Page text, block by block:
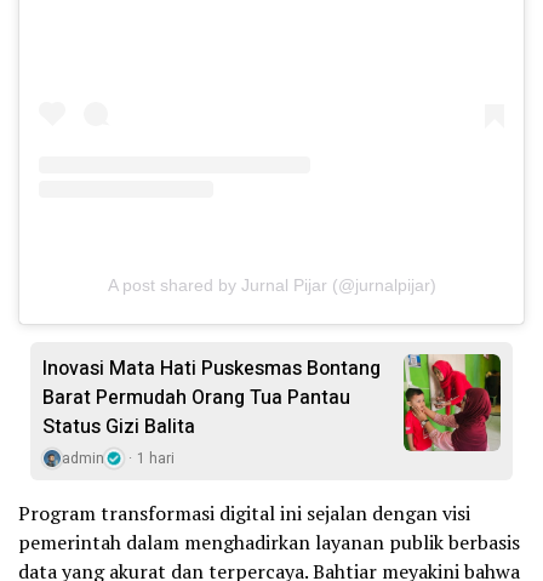
A post shared by Jurnal Pijar (@jurnalpijar)
Inovasi Mata Hati Puskesmas Bontang
Barat Permudah Orang Tua Pantau
Status Gizi Balita
admin 1 hari
Program transformasi digital ini sejalan dengan visi
pemerintah dalam menghadirkan layanan publik berbasis
data yang akurat dan terpercaya. Bahtiar meyakini bahwa